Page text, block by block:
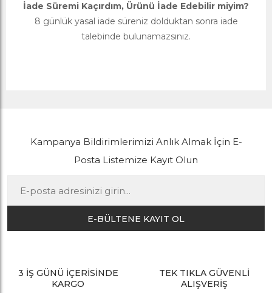
İade Süremi Kaçırdım, Ürünü İade Edebilir miyim?
8 günlük yasal iade süreniz dolduktan sonra iade
talebinde bulunamazsınız.
Kampanya Bildirimlerimizi Anlık Almak İçin E-
Posta Listemize Kayıt Olun
E-BÜLTENE KAYIT OL
3 İŞ GÜNÜ İÇERİSİNDE
KARGO
TEK TIKLA GÜVENLİ
ALIŞVERİŞ